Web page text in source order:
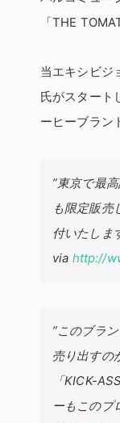
「THE
当エキシビジ
氏がスタート
ーヒーブラン
”東京で最
も限定販売
付いたしま
via http://
”このブラ
売り出すの
「KICK-
ーもこのプ